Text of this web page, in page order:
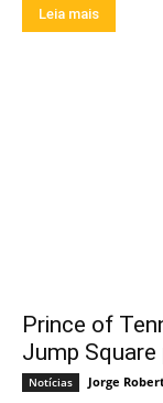
Leia mais
Prince of
Jump
Notícias Jorge